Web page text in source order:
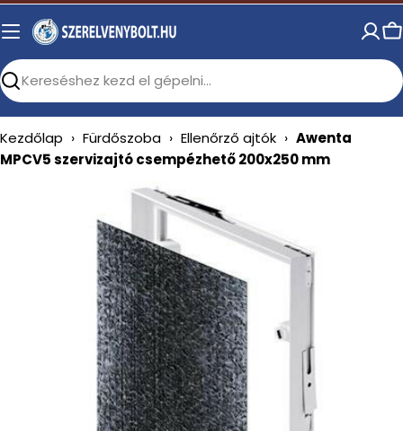
Skip
to
Search
Kezdőlap › Fürdőszoba › Ellenőrző ajtók › Awenta
MPCV5 szervizajtó csempézhető 200x250 mm
media 0 in modal